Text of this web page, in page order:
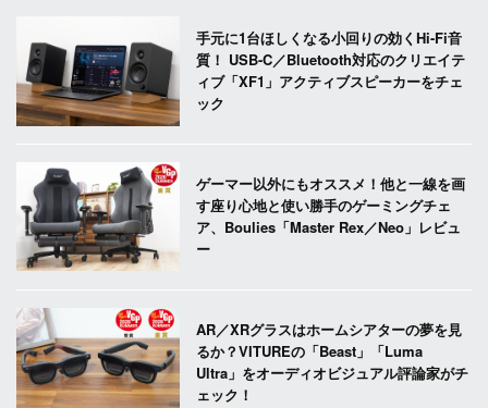
手元に1台ほしくなる小回りの効くHi-Fi音
質！ USB-C／Bluetooth対応のクリエイテ
ィブ「XF1」アクティブスピーカーをチェ
ック
ゲーマー以外にもオススメ！他と一線を画
す座り心地と使い勝手のゲーミングチェ
ア、Boulies「Master Rex／Neo」レビュ
ー
AR／XRグラスはホームシアターの夢を見
るか？VITUREの「Beast」「Luma
Ultra」をオーディオビジュアル評論家がチ
ェック！